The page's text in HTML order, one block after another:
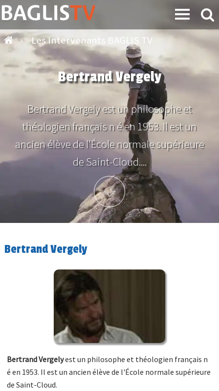
› Les Intervenants BAGLIS TV
Bertrand Vergely
Bertrand Vergely est un philosophe et
théologien français n é en 1953. Il est un
ancien élève de l'École normale supérieure
de Saint-Cloud....
Plus d'info
Bertrand Vergely
Bertrand Vergelyest un philosophe et théologien français n
é en 1953. Il est un ancien élève de l'École normale supérieure
de Saint-Cloud.